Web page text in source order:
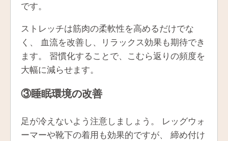
です。
ストレッチは筋肉の柔軟性を高めるだけでな
く、 血流を改善し、リラックス効果も期待でき
ます。 習慣化することで、こむら返りの頻度を
大幅に減らせます。
③睡眠環境の改善
足が冷えないよう注意しましょう。 レッグウォ
ーマーや靴下の着用も効果的ですが、 締め付け